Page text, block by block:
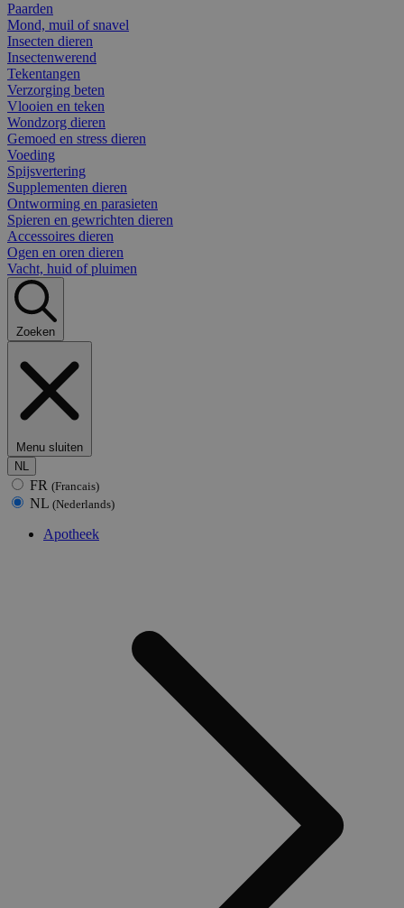
Paarden
Mond, muil of snavel
Insecten dieren
Insectenwerend
Tekentangen
Verzorging beten
Vlooien en teken
Wondzorg dieren
Gemoed en stress dieren
Voeding
Spijsvertering
Supplementen dieren
Ontworming en parasieten
Spieren en gewrichten dieren
Accessoires dieren
Ogen en oren dieren
Vacht, huid of pluimen
Zoeken
Menu sluiten
NL
FR (Francais)
NL (Nederlands)
Apotheek